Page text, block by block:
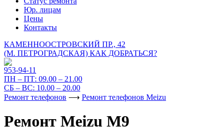
Юр. лицам
Цены
Контакты
КАМЕННООСТРОВСКИЙ ПР., 42
(М. ПЕТРОГРАДСКАЯ) КАК ДОБРАТЬСЯ?
953-94-11
ПН – ПТ: 09.00 – 21.00
СБ – ВС: 10.00 – 20.00
Ремонт телефонов ⟶ Ремонт телефонов Meizu
Ремонт Meizu M9